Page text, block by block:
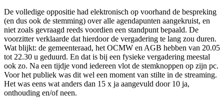
De volledige oppositie had elektronisch op voorhand de bespreking
(en dus ook de stemming) over alle agendapunten aangekruist, en
niet zoals gevraagd reeds voordien een standpunt bepaald. De
voorzitter verklaarde dat hierdoor de vergadering te lang zou duren.
Wat blijkt: de gemeenteraad, het OCMW en AGB hebben van 20.05
tot 22.30 u geduurd. En dat is bij een fysieke vergadering meestal
ook zo. Na een tijdje vond iedereen vlot de stemknoppen op zijn pc.
Voor het publiek was dit wel een moment van stilte in de streaming.
Het was eens wat anders dan 15 x ja aangevuld door 10 ja,
onthouding en/of neen.